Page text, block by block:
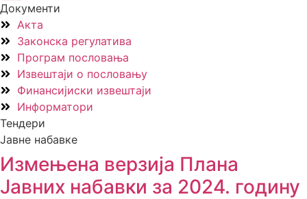
Документи
Акта
Законска регулатива
Програм пословања
Извештаји о пословању
Финансијиски извештаји
Информатори
Тендери
Јавне набавке
Измењенa верзијa Плана
Јавних набавки за 2024. годину